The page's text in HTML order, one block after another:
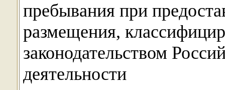
пребывания при
размещения,
законодательством
деятельности